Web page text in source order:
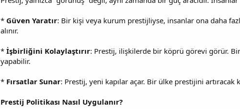
* Güven Yaratır: Bir kişi veya kurum prestijliyse, insanlar ona daha
alınır.
* İşbirliğini Kolaylaştırır: Prestij, ilişkilerde bir köprü görevi görür.
yapabilir.
* Fırsatlar Sunar: Prestij, yeni kapılar açar. Bir ülke prestijini artıracak
Prestij Politikası Nasıl Uygulanır?